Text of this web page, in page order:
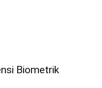
Biometrik